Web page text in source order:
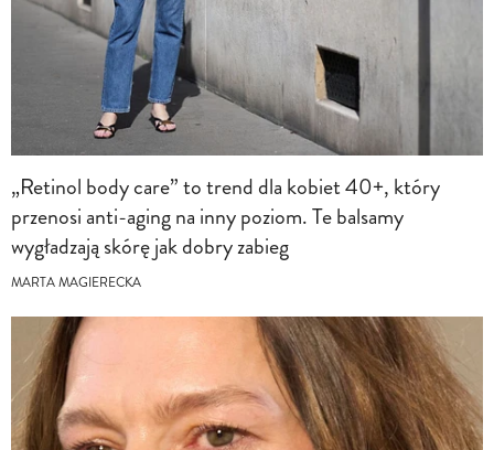
„Retinol body care” to trend dla kobiet 40+, który
przenosi anti-aging na inny poziom. Te balsamy
wygładzają skórę jak dobry zabieg
MARTA MAGIERECKA